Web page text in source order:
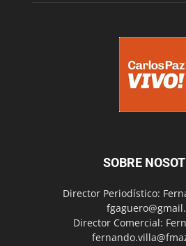
SOBRE
Director Periodístico:
Director Comercial: